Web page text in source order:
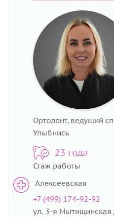
Ортодонт, ведущий
Улыбнись
23 года
Стаж работы
Алексеевская
+7 (499) 174-92-92
ул. 3-я Мытищинская